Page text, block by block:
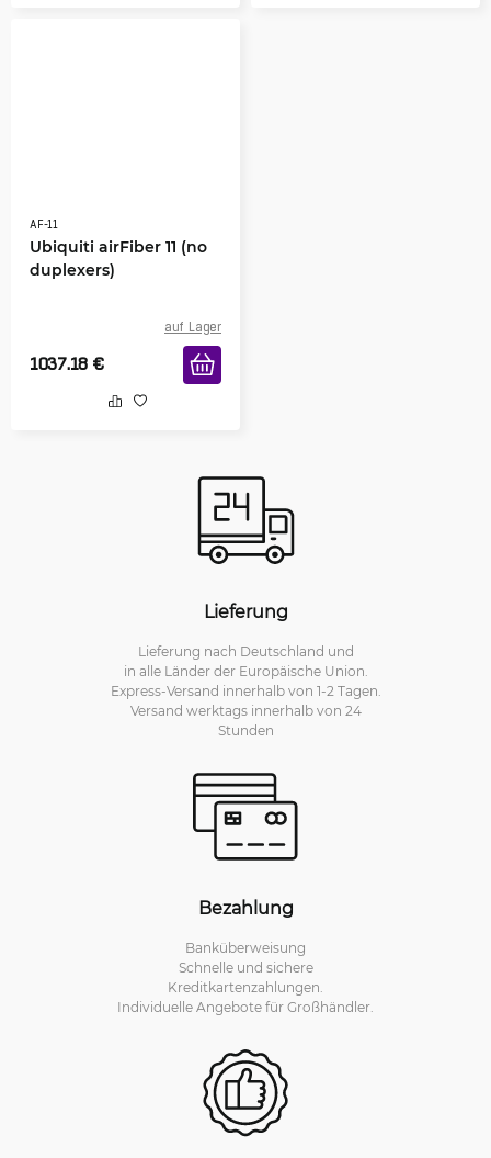
AF-11
Ubiquiti airFiber 11 (no
duplexers)
auf Lager
1037.18 €
Lieferung
Lieferung nach Deutschland und
in alle Länder der Europäische Union.
Express-Versand innerhalb von 1-2 Tagen.
Versand werktags innerhalb von 24
Stunden
Bezahlung
Banküberweisung
Schnelle und sichere
Kreditkartenzahlungen.
Individuelle Angebote für Großhändler.